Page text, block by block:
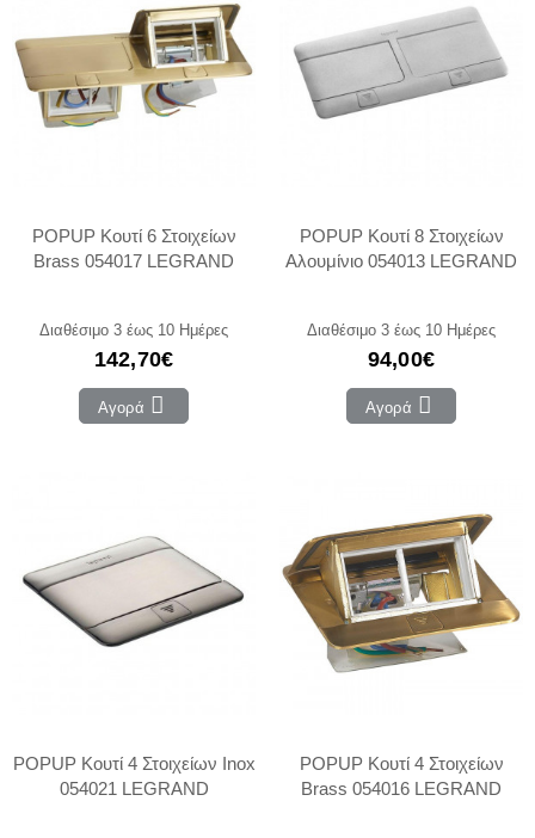
POPUP Κουτί 6 Στοιχείων
Brass 054017 LEGRAND
Διαθέσιμο 3 έως 10 Ημέρες
142,70€
Αγορά
POPUP Κουτί 8 Στοιχείων
Αλουμίνιο 054013 LEGRAND
Διαθέσιμο 3 έως 10 Ημέρες
94,00€
Αγορά
POPUP Κουτί 4 Στοιχείων Inox
054021 LEGRAND
POPUP Κουτί 4 Στοιχείων
Brass 054016 LEGRAND